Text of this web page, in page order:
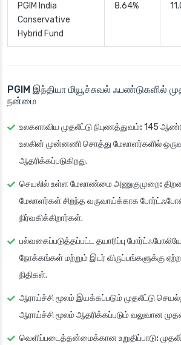
PGIM India
Conservative
Hybrid Fund
8.64%
PGIM இந்தியா மியூச்சுவல் ஃபண்டுகளில்
நன்மை
உலகளாவிய முதலீட்டு நிபுணத்துவம்: 145
உலகின் முன்னணி சொத்து மேலாளர்களில்
ஆதரிக்கப்படுகிறது.
செயலில் உள்ள மேலாண்மை அணுகுமுறை:
மேலாளர்கள் சிறந்த வருவாய்க்காக
நிர்வகிக்கிறார்கள்.
பல்வகைப்படுத்தப்பட்ட தயாரிப்பு
நோக்கங்கள் மற்றும் இடர் விருப்பங்களுக்கு
நிதிகள்.
ஆராய்ச்சி மூலம் இயக்கப்படும் முதலீட்டு
ஆராய்ச்சி மூலம் ஆதரிக்கப்படும் வலுவான
வெளிப்படைத்தன்மைக்கான உறுதிப்பாடு: